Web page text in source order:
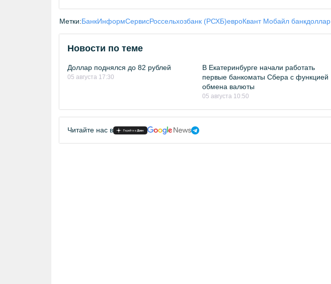
Метки:БанкИнформСервисРоссельхозбанк (РСХБ)евроКвант Мобайл банкдоллар
Новости по теме
Доллар поднялся до 82 рублей
05 августа 17:30
В Екатеринбурге начали работать
первые банкоматы Сбера с функцией
обмена валюты
05 августа 10:50
Читайте нас в